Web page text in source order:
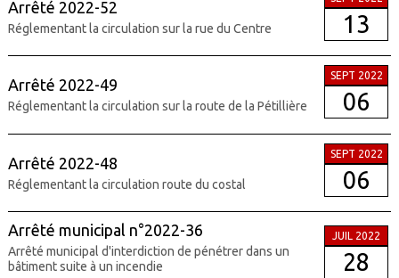
Arrêté 2022-52
Réglementant la circulation sur la rue du Centre 13
Arrêté 2022-49
Réglementant la circulation sur la route de la Pétillière
SEPT 2022
06
Arrêté 2022-48
Réglementant la circulation route du costal
SEPT 2022
06
Arrêté municipal n°2022-36
Arrêté municipal d'interdiction de pénétrer dans un
bâtiment suite à un incendie
JUIL 2022
28